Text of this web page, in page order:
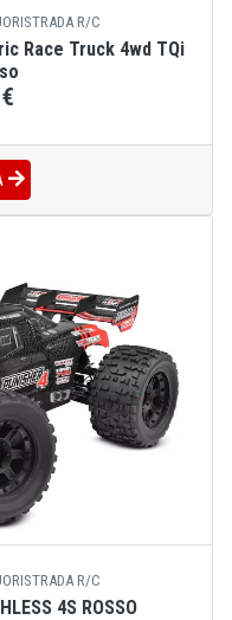
R/C
Race Truck 4wd TQi
R/C
4S ROSSO